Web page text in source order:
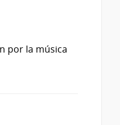
por la música